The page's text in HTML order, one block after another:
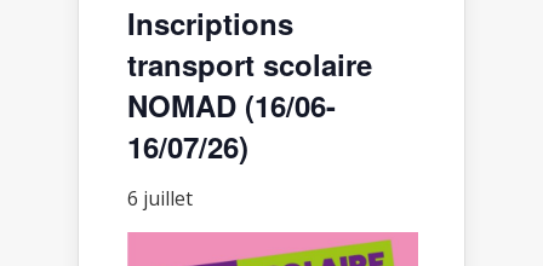
Inscriptions
transport scolaire
NOMAD (16/06-
16/07/26)
6 juillet